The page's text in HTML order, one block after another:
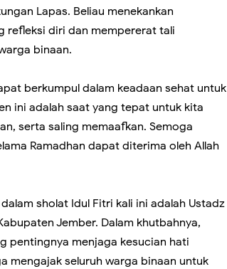
Lapas. Beliau menekankan
refleksi diri dan mempererat tali
binaan.
berkumpul dalam keadaan sehat untuk
ini adalah saat yang tepat untuk kita
serta saling memaafkan. Semoga
Ramadhan dapat diterima oleh Allah
sholat Idul Fitri kali ini adalah Ustadz
Jember. Dalam khutbahnya,
pentingnya menjaga kesucian hati
mengajak seluruh warga binaan untuk